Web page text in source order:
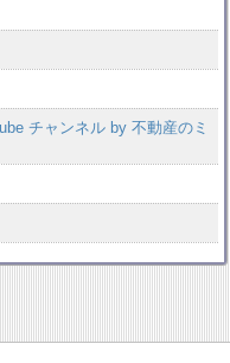
チャンネル by 不動産のミ